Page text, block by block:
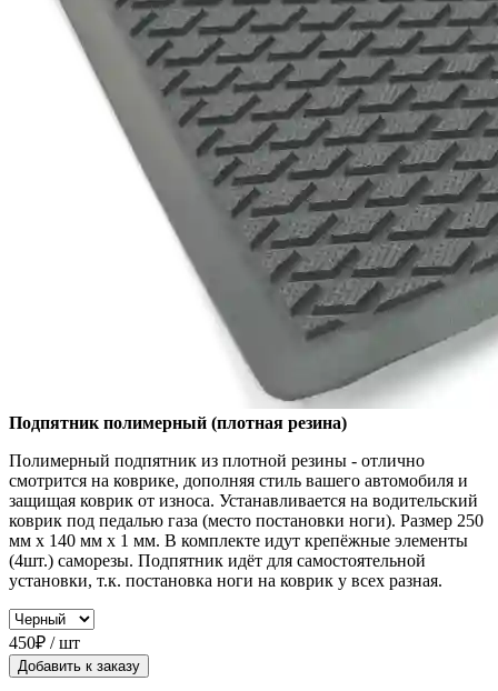
Подпятник полимерный (плотная резина)
Полимерный подпятник из плотной резины - отлично
смотрится на коврике, дополняя стиль вашего автомобиля и
защищая коврик от износа. Устанавливается на водительский
коврик под педалью газа (место постановки ноги). Размер 250
мм x 140 мм x 1 мм. В комплекте идут крепёжные элементы
(4шт.) саморезы. Подпятник идёт для самостоятельной
установки, т.к. постановка ноги на коврик у всех разная.
450₽ / шт
Добавить к заказу